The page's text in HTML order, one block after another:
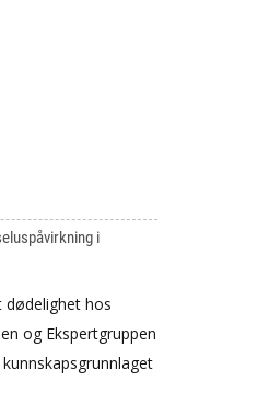
i
dødelighet hos
og Ekspertgruppen